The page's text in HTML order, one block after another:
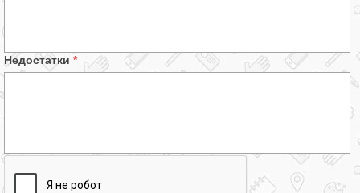
Недостатки *